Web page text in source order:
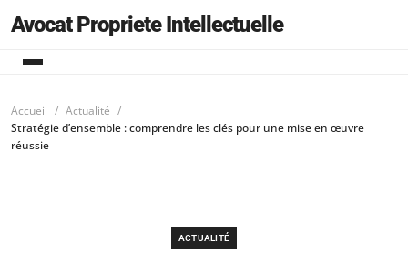
Avocat Propriete Intellectuelle
Accueil
Actualité
Stratégie d’ensemble : comprendre les clés pour une mise en œuvre
réussie
ACTUALITÉ